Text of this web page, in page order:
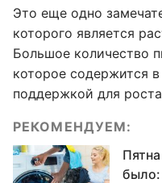
Это еще одно
которого является
Большое количество
которое содержится
поддержкой для
РЕКОМЕНДУЕМ:
было: